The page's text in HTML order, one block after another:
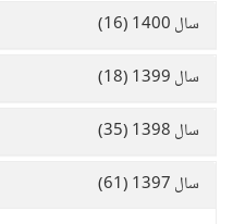
سال 1400 (16)
سال 1399 (18)
سال 1398 (35)
سال 1397 (61)